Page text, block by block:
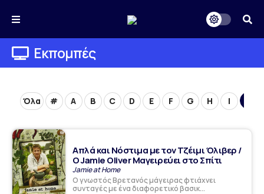
Εκπομπές
Όλα # A B C D E F G H I
Απλά και Νόστιμα με τον Τζέιμι Όλιβερ /
Ο Jamie Oliver Μαγειρεύει στο Σπίτι
Jamie at Home
Ο γνωστός Βρετανός μάγειρας φτιάχνει
συνταγές με ένα διαφορετικό βασικ...